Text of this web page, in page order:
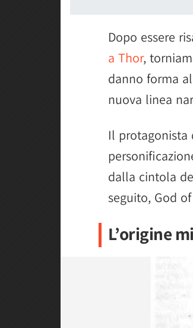
Dopo essere
a Thor,
danno forma
nuova linea
Il protagonista
dalla cintola
seguito, God
L’origine